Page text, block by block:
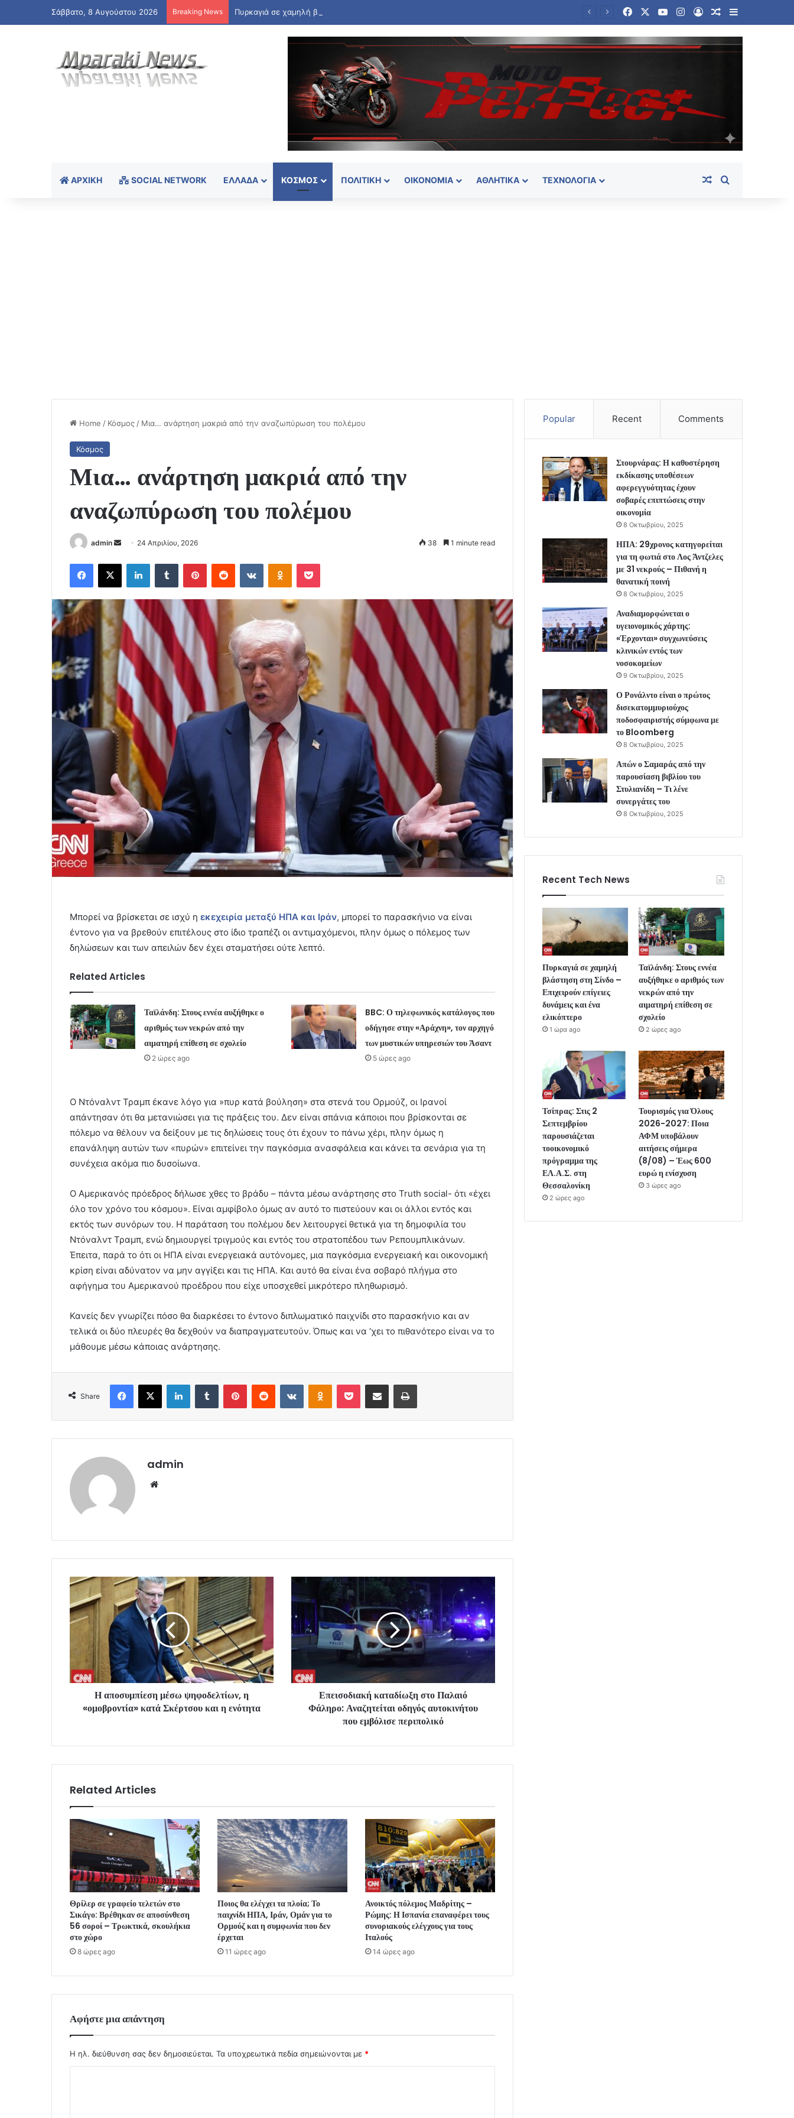
Σάββατο, 8 Αυγούστου 2026 Breaking News Πυρκαγιά σε χαμηλή βλάστηση στη Σίνδο – Επιχειρούν επίγειες δυνάμεις και ένα ελικόπτερο FacebookYouTubeInstagram
Log InRandom Article
Sidebar
ΑΡΧΙΚΉ SOCIAL NETWORK ΕΛΛΆΔΑ ΚΌΣΜΟΣ ΠΟΛΙΤΙΚΉ ΟΙΚΟΝΟΜΊΑ ΑΘΛΗΤΙΚΆ ΤΕΧΝΟΛΟΓΊΑ Random Article
Home / Κόσμος / Μια… ανάρτηση μακριά από την αναζωπύρωση του πολέμου
Κόσμος
Μια… ανάρτηση μακριά από την
αναζωπύρωση του πολέμου
admin
Send
email
24 Απριλίου, 2026 38 1 minute read
Facebook
X LinkedInTumblr PinterestReddit VKontakteOdnoklassniki
Pocket
Μπορεί να βρίσκεται σε ισχύ η εκεχειρία μεταξύ ΗΠΑ και Ιράν, μπορεί το παρασκήνιο να είναι
έντονο για να βρεθούν επιτέλους στο ίδιο τραπέζι οι αντιμαχόμενοι, πλην όμως ο πόλεμος των
δηλώσεων και των απειλών δεν έχει σταματήσει ούτε λεπτό.
Related Articles
Ταϊλάνδη: Στους εννέα αυξήθηκε ο
αριθμός των νεκρών από την
αιματηρή επίθεση σε σχολείο
2 ώρες ago
BBC: Ο τηλεφωνικός κατάλογος που
οδήγησε στην «Αράχνη», τον αρχηγό
των μυστικών υπηρεσιών του Άσαντ
5 ώρες ago
Ο Ντόναλντ Τραμπ έκανε λόγο για »πυρ κατά βούληση» στα στενά του Ορμούζ, οι Ιρανοί
απάντησαν ότι θα μετανιώσει για τις πράξεις του. Δεν είναι σπάνια κάποιοι που βρίσκονται σε
πόλεμο να θέλουν να δείξουν με τις δηλώσεις τους ότι έχουν το πάνω χέρι, πλην όμως η
επανάληψη αυτών των «πυρών» επιτείνει την παγκόσμια ανασφάλεια και κάνει τα σενάρια για τη
συνέχεια ακόμα πιο δυσοίωνα.
Ο Αμερικανός πρόεδρος δήλωσε χθες το βράδυ – πάντα μέσω ανάρτησης στο Truth social- ότι «έχει
όλο τον χρόνο του κόσμου». Είναι αμφίβολο όμως αν αυτό το πιστεύουν και οι άλλοι εντός και
εκτός των συνόρων του. Η παράταση του πολέμου δεν λειτουργεί θετικά για τη δημοφιλία του
Ντόναλντ Τραμπ, ενώ δημιουργεί τριγμούς και εντός του στρατοπέδου των Ρεπουμπλικάνων.
Έπειτα, παρά το ότι οι ΗΠΑ είναι ενεργειακά αυτόνομες, μια παγκόσμια ενεργειακή και οικονομική
κρίση είναι αδύνατον να μην αγγίξει και τις ΗΠΑ. Και αυτό θα είναι ένα σοβαρό πλήγμα στο
αφήγημα του Αμερικανού προέδρου που είχε υποσχεθεί μικρότερο πληθωρισμό.
Κανείς δεν γνωρίζει πόσο θα διαρκέσει το έντονο διπλωματικό παιχνίδι στο παρασκήνιο και αν
τελικά οι δύο πλευρές θα δεχθούν να διαπραγματευτούν. Όπως και να ‘χει το πιθανότερο είναι να το
μάθουμε μέσω κάποιας ανάρτησης.
Share
Facebook
X LinkedInTumblr PinterestReddit VKontakteOdnoklassniki
Pocket Share via Email Print
admin
Η αποσυμπίεση μέσω ψηφοδελτίων, η
«ομοβροντία» κατά Σκέρτσου και η ενότητα
Επεισοδιακή καταδίωξη στο Παλαιό
Φάληρο: Αναζητείται οδηγός αυτοκινήτου
που εμβόλισε περιπολικό
Related Articles
Θρίλερ σε γραφείο τελετών στο
Σικάγο: Βρέθηκαν σε αποσύνθεση
56 σοροί – Τρωκτικά, σκουλήκια
στο χώρο
8 ώρες ago
Ποιος θα ελέγχει τα πλοία; Το
παιχνίδι ΗΠΑ, Ιράν, Ομάν για το
Ορμούζ και η συμφωνία που δεν
έρχεται
11 ώρες ago
Ανοικτός πόλεμος Μαδρίτης –
Ρώμης: Η Ισπανία επαναφέρει τους
συνοριακούς ελέγχους για τους
Ιταλούς
14 ώρες ago
Αφήστε μια απάντηση
Η ηλ. διεύθυνση σας δεν δημοσιεύεται. Τα υποχρεωτικά πεδία σημειώνονται με *
Popular Recent Comments
Στουρνάρας: Η καθυστέρηση
εκδίκασης υποθέσεων
αφερεγγυότητας έχουν
σοβαρές επιπτώσεις στην
οικονομία
8 Οκτωβρίου, 2025
ΗΠΑ: 29χρονος κατηγορείται
για τη φωτιά στο Λος Άντζελες
με 31 νεκρούς – Πιθανή η
θανατική ποινή
8 Οκτωβρίου, 2025
Αναδιαμορφώνεται ο
υγειονομικός χάρτης:
«Έρχονται» συγχωνεύσεις
κλινικών εντός των
νοσοκομείων
9 Οκτωβρίου, 2025
Ο Ρονάλντο είναι ο πρώτος
δισεκατομμυριούχος
ποδοσφαιριστής σύμφωνα με
το Bloomberg
8 Οκτωβρίου, 2025
Απών ο Σαμαράς από την
παρουσίαση βιβλίου του
Στυλιανίδη – Τι λένε
συνεργάτες του
8 Οκτωβρίου, 2025
Recent Tech News
Πυρκαγιά σε χαμηλή
βλάστηση στη Σίνδο –
Επιχειρούν επίγειες
δυνάμεις και ένα
ελικόπτερο
1 ώρα ago
Ταϊλάνδη: Στους εννέα
αυξήθηκε ο αριθμός των
νεκρών από την
αιματηρή επίθεση σε
σχολείο
2 ώρες ago
Τσίπρας: Στις 2
Σεπτεμβρίου
παρουσιάζεται
τοοικονομικό
πρόγραμμα της
ΕΛ.Α.Σ. στη
Θεσσαλονίκη
2 ώρες ago
Τουρισμός για Όλους
2026-2027: Ποια
ΑΦΜ υποβάλουν
αιτήσεις σήμερα
(8/08) – Έως 600
ευρώ η ενίσχυση
3 ώρες ago